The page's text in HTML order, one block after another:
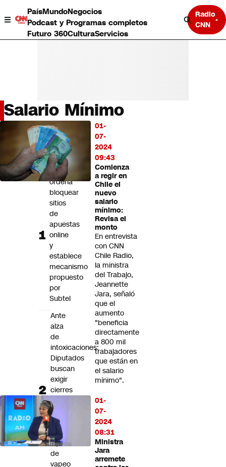
PaísMundoNegocios
Podcast y Programas completos
Futuro 360CulturaServicios
Radio
CNN
País
Mundo
Negocios
Deportes
Programas completos
Cultura
CNN tiempo
Futuro 360
Salario Mínimo
01-
07-
2024
09:43
Comienza
a regir en
Chile el
nuevo
salario
mínimo:
Revisa el
monto
En entrevista
con CNN
Chile Radio,
la ministra
del Trabajo,
Jeannette
Jara, señaló
que el
aumento
"beneficia
directamente
a 800 mil
trabajadores
que están en
el salario
mínimo".
01-
07-
2024
08:31
Ministra
Jara
arremete
LO
MÁS
LEÍDO
Tribunal
ordena
bloquear
sitios
de
apuestas
online
y
establece
mecanismo
propuesto
por
Subtel
Ante
alza
de
intoxicaciones:
Diputados
buscan
exigir
cierres
de
seguridad
infantil
en
líquidos
de
vapeo